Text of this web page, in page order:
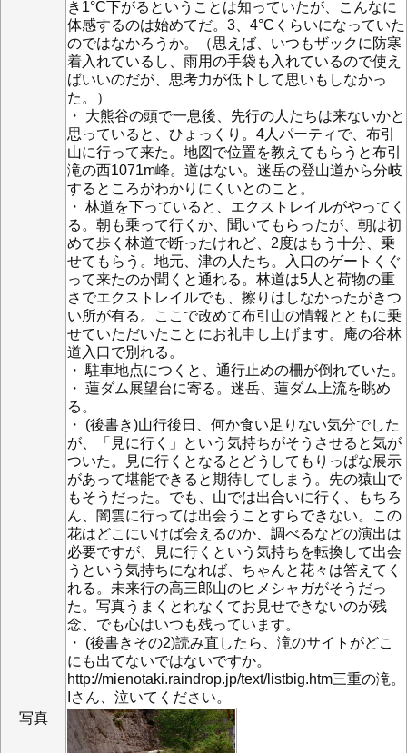
き1°C下がるということは知っていたが、こんなに
体感するのは始めてだ。3、4°Cくらいになっていた
のではなかろうか。（思えば、いつもザックに防寒
着入れているし、雨用の手袋も入れているので使え
ばいいのだが、思考力が低下して思いもしなかっ
た。）
・ 大熊谷の頭で一息後、先行の人たちは来ないかと
思っていると、ひょっくり。4人パーティで、布引
山に行って来た。地図で位置を教えてもらうと布引
滝の西1071m峰。道はない。迷岳の登山道から分岐
するところがわかりにくいとのこと。
・ 林道を下っていると、エクストレイルがやってく
る。朝も乗って行くか、聞いてもらったが、朝は初
めて歩く林道で断ったけれど、2度はもう十分、乗
せてもらう。地元、津の人たち。入口のゲートくぐ
って来たのか聞くと通れる。林道は5人と荷物の重
さでエクストレイルでも、擦りはしなかったがきつ
い所が有る。ここで改めて布引山の情報とともに乗
せていただいたことにお礼申し上げます。庵の谷林
道入口で別れる。
・ 駐車地点につくと、通行止めの柵が倒れていた。
・ 蓮ダム展望台に寄る。迷岳、蓮ダム上流を眺め
る。
・ (後書き)山行後日、何か食い足りない気分でした
が、「見に行く」という気持ちがそうさせると気が
ついた。見に行くとなるとどうしてもりっぱな展示
があって堪能できると期待してしまう。先の猿山で
もそうだった。でも、山では出合いに行く、もちろ
ん、闇雲に行っては出会うことすらできない。この
花はどこにいけば会えるのか、調べるなどの演出は
必要ですが、見に行くという気持ちを転換して出会
うという気持ちになれば、ちゃんと花々は答えてく
れる。未来行の高三郎山のヒメシャガがそうだっ
た。写真うまくとれなくてお見せできないのが残
念、でも心はいつも残っています。
・ (後書きその2)読み直したら、滝のサイトがどこ
にも出てないではないですか。
http://mienotaki.raindrop.jp/text/listbig.htm三重の滝。
Iさん、泣いてください。
写真